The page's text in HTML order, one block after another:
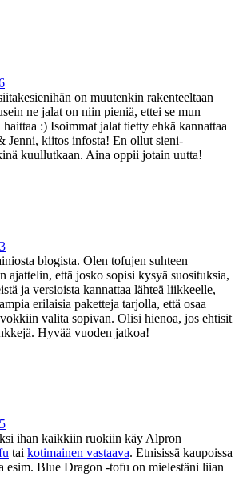
on muutenkin rakenteeltaan
ne jalat on niin pieniä, ettei se mun
haittaa :) Isoimmat jalat tietty ehkä kannattaa
Jenni, kiitos infosta! En ollut sieni-
kuullutkaan. Aina oppii jotain uutta!
blogista. Olen tofujen suhteen
ajattelin, että josko sopisi kysyä suosituksia,
ja versioista kannattaa lähteä liikkeelle,
erilaisia paketteja tarjolla, että osaa
valita sopivan. Olisi hienoa, jos ehtisit
Hyvää vuoden jatkoa!
ihan kaikkiin ruokiin käy Alpron
tai kotimainen vastaava. Etnisissä kaupoissa
esim. Blue Dragon -tofu on mielestäni liian